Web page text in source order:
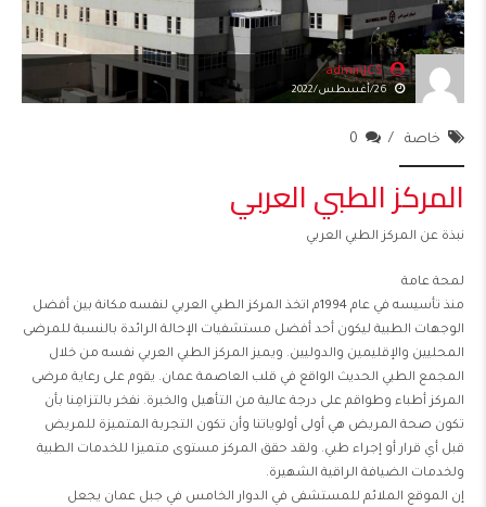
adminJCS
26/أغسطس/2022
خاصة 0
المركز الطبي العربي
نبذة عن المركز الطبي العربي
لمحة عامة
منذ تأسيسه في عام 1994م اتخذ المركز الطبي العربي لنفسه مكانة بين أفضل
الوجهات الطبية ليكون أحد أفضل مستشفيات الإحالة الرائدة بالنسبة للمرضى
المحليين والإقليمين والدوليين. ويميز المركز الطبي العربي نفسه من خلال
المجمع الطبي الحديث الواقع في قلب العاصمة عمان. يقوم على رعاية مرضى
المركز أطباء وطواقم على درجة عالية من التأهيل والخبرة. نفخر بالتزامِنا بأن
تكون صحة المريض هي أولى أولوياتنا وأن تكون التجربة المتميزة للمريض
قبل أي قرار أو إجراء طبي. ولقد حقق المركز مستوى متميزا للخدمات الطبية
ولخدمات الضيافة الراقية الشهيرة.
إن الموقع الملائم للمستشفى في الدوار الخامس في جبل عمان يجعل